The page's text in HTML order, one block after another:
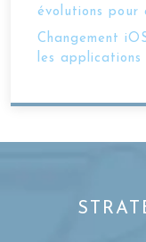
évolutions
Changement
les applications